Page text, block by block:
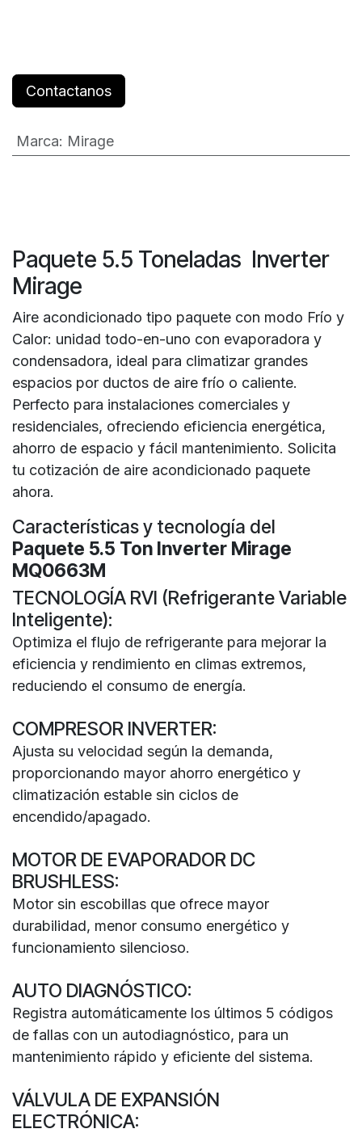
Contactanos
Marca: Mirage
Paquete 5.5 Toneladas Inverter
Mirage
Aire acondicionado tipo paquete con modo Frío y
Calor: unidad todo-en-uno con evaporadora y
condensadora, ideal para climatizar grandes
espacios por ductos de aire frío o caliente.
Perfecto para instalaciones comerciales y
residenciales, ofreciendo eficiencia energética,
ahorro de espacio y fácil mantenimiento. Solicita
tu cotización de aire acondicionado paquete
ahora.
Características y tecnología del
Paquete 5.5 Ton Inverter Mirage
MQ0663M
TECNOLOGÍA RVI (Refrigerante Variable
Inteligente):
Optimiza el flujo de refrigerante para mejorar la
eficiencia y rendimiento en climas extremos,
reduciendo el consumo de energía.
COMPRESOR INVERTER:
Ajusta su velocidad según la demanda,
proporcionando mayor ahorro energético y
climatización estable sin ciclos de
encendido/apagado.
MOTOR DE EVAPORADOR DC
BRUSHLESS:
Motor sin escobillas que ofrece mayor
durabilidad, menor consumo energético y
funcionamiento silencioso.
AUTO DIAGNÓSTICO:
Registra automáticamente los últimos 5 códigos
de fallas con un autodiagnóstico, para un
mantenimiento rápido y eficiente del sistema.
VÁLVULA DE EXPANSIÓN
ELECTRÓNICA: